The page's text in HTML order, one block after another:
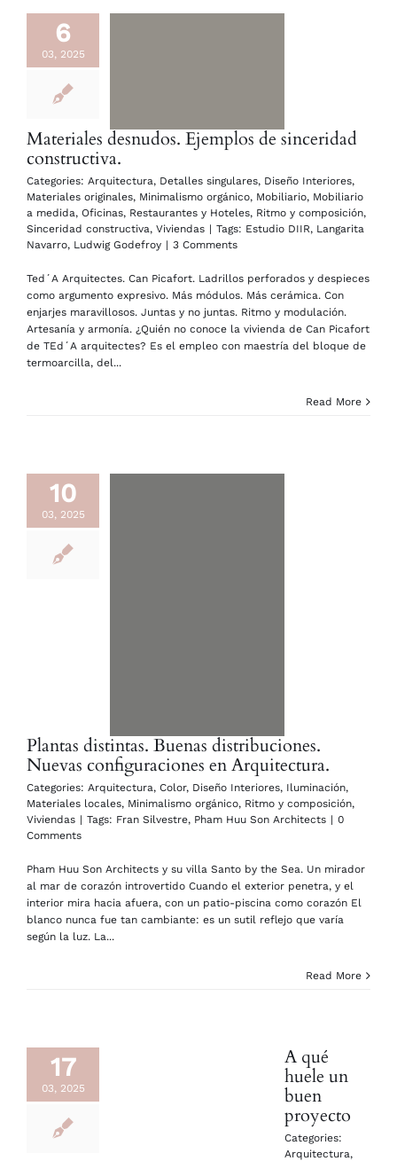
6
03, 2025
Materiales desnudos. Ejemplos de sinceridad
constructiva.
Categories: Arquitectura, Detalles singulares, Diseño Interiores,
Materiales originales, Minimalismo orgánico, Mobiliario, Mobiliario
a medida, Oficinas, Restaurantes y Hoteles, Ritmo y composición,
Sinceridad constructiva, Viviendas | Tags: Estudio DIIR, Langarita
Navarro, Ludwig Godefroy | 3 Comments
Ted´A Arquitectes. Can Picafort. Ladrillos perforados y despieces
como argumento expresivo. Más módulos. Más cerámica. Con
enjarjes maravillosos. Juntas y no juntas. Ritmo y modulación.
Artesanía y armonía. ¿Quién no conoce la vivienda de Can Picafort
de TEd´A arquitectes? Es el empleo con maestría del bloque de
termoarcilla, del...
Read More
10
03, 2025
Plantas distintas. Buenas distribuciones.
Nuevas configuraciones en Arquitectura.
Categories: Arquitectura, Color, Diseño Interiores, Iluminación,
Materiales locales, Minimalismo orgánico, Ritmo y composición,
Viviendas | Tags: Fran Silvestre, Pham Huu Son Architects | 0
Comments
Pham Huu Son Architects y su villa Santo by the Sea. Un mirador
al mar de corazón introvertido Cuando el exterior penetra, y el
interior mira hacia afuera, con un patio-piscina como corazón El
blanco nunca fue tan cambiante: es un sutil reflejo que varía
según la luz. La...
Read More
17
03, 2025
A qué
huele un
buen
proyecto
Categories:
Arquitectura,